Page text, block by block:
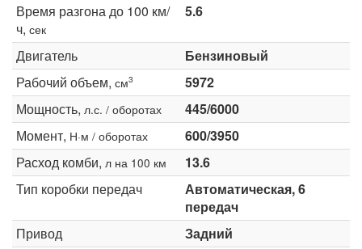
Время разгона до 100 км/
ч, сек
5.6
Двигатель
Бензиновый
Рабочий объем, см3
5972
Мощность, л.с. / оборотах
445/6000
Момент, Н·м / оборотах
600/3950
Расход комби, л на 100 км
13.6
Тип коробки передач
Автоматическая, 6
передач
Привод
Задний